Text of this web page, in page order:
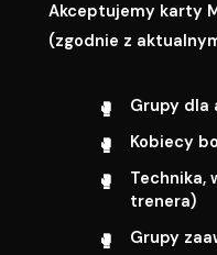
Akceptujemy karty
(zgodnie z
Grupy
Kobiecy
Technika,
trenera)
Grupy